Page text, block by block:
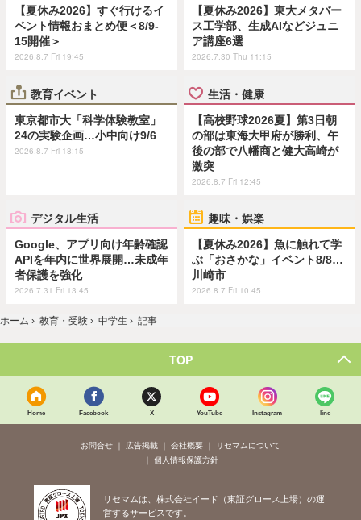
【夏休み2026】すぐ行けるイ
ベント情報おまとめ便＜8/9-
15開催＞
2026.8.7 Fri 19:45
【夏休み2026】東大メタバー
ス工学部、生成AIなどジュニ
ア講座6選
2026.7.30 Thu 11:15
教育イベント
東京都市大「科学体験教室」
24の実験企画…小中向け9/6
2026.8.7 Fri 18:15
生活・健康
【高校野球2026夏】第3日朝
の部は東海大甲府が勝利、午
後の部で八幡商と健大高崎が
激突
2026.8.7 Fri 12:45
デジタル生活
Google、アプリ向け年齢確認
APIを年内に世界展開…未成年
者保護を強化
2026.7.31 Fri 13:45
趣味・娯楽
【夏休み2026】魚に触れて学
ぶ「おさかな」イベント8/8…
川崎市
2026.8.7 Fri 10:45
ホーム › 教育・受験 › 中学生 › 記事
TOP
Home Facebook X YouTube Instagram line
お問合せ 広告掲載 会社概要
リセマムについて
個人情報保護方針
リセマムは、株式会社イード（東証グロース上場）の運
営するサービスです。